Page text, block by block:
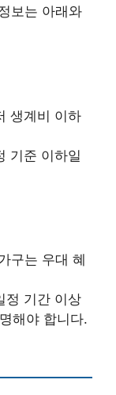
보는 아래와
생계비 이하
기준 이하일
구는 우대 혜
정 기간 이상
해야 합니다.